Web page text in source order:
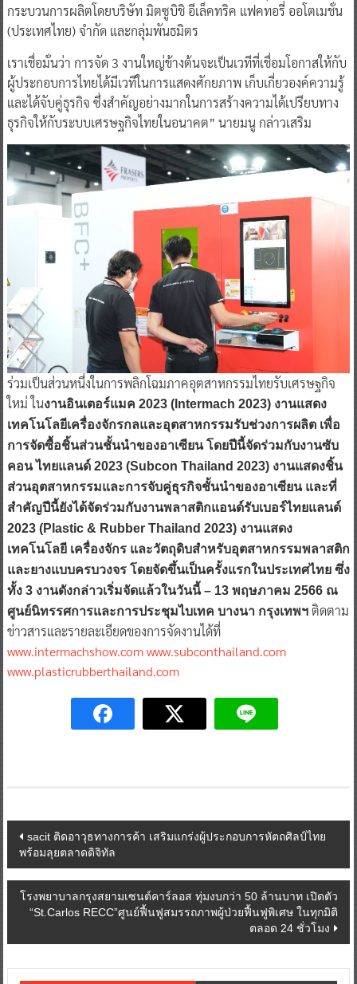
กระบวนการผลิตโดยบริษัท มิตซูบิชิ อีเล็คทริค แฟคทอรี่ ออโตเมชั่น
(ประเทศไทย) จำกัด และกลุ่มพันธมิตร
เราเชื่อมั่นว่า การจัด 3 งานใหญ่ข้างต้นจะเป็นเวทีที่เชื่อมโอกาสให้กับ
ผู้ประกอบการไทยได้มีเวทีในการแสดงศักยภาพ เก็บเกี่ยวองค์ความรู้
และได้จับคู่ธุรกิจ ซึ่งสำคัญอย่างมากในการสร้างความได้เปรียบทาง
ธุรกิจให้กับระบบเศรษฐกิจไทยในอนาคต” นายมนู กล่าวเสริม
ร่วมเป็นส่วนหนึ่งในการพลิกโฉมภาคอุตสาหกรรมไทยรับเศรษฐกิจ
ใหม่ ในงานอินเตอร์แมค 2023 (Intermach 2023) งานแสดง
เทคโนโลยีเครื่องจักรกลและอุตสาหกรรมรับช่วงการผลิต เพื่อ
การจัดซื้อชิ้นส่วนชั้นนำของอาเซียน โดยปีนี้จัดร่วมกับงานซับ
คอน ไทยแลนด์ 2023 (Subcon Thailand 2023) งานแสดงชิ้น
ส่วนอุตสาหกรรมและการจับคู่ธุรกิจชั้นนำของอาเซียน และที่
สำคัญปีนี้ยังได้จัดร่วมกับงานพลาสติกแอนด์รับเบอร์ไทยแลนด์
2023 (Plastic & Rubber Thailand 2023) งานแสดง
เทคโนโลยี เครื่องจักร และวัตถุดิบสำหรับอุตสาหกรรมพลาสติก
และยางแบบครบวงจร โดยจัดขึ้นเป็นครั้งแรกในประเทศไทย ซึ่ง
ทั้ง 3 งานดังกล่าวเริ่มจัดแล้วในวันนี้ – 13 พฤษภาคม 2566 ณ
ศูนย์นิทรรศการและการประชุมไบเทค บางนา กรุงเทพฯติดตาม
ข่าวสารและรายละเอียดของการจัดงานได้ที่
www.intermachshow.comwww.subconthailand.com
www.plasticrubberthailand.com
Post
navigation
sacit ติดอาวุธทางการค้า เสริมแกร่งผู้ประกอบการหัตถศิลป์ไทย
พร้อมลุยตลาดดิจิทัล
โรงพยาบาลกรุงสยามเซนต์คาร์ลอส ทุ่มงบกว่า 50 ล้านบาท เปิดตัว
“St.Carlos RECC”ศูนย์ฟื้นฟูสมรรถภาพผู้ป่วยฟื้นฟูพิเศษ ในทุกมิติ
ตลอด 24 ชั่วโมง